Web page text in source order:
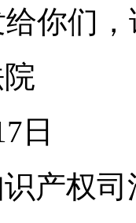
你们
日
权司